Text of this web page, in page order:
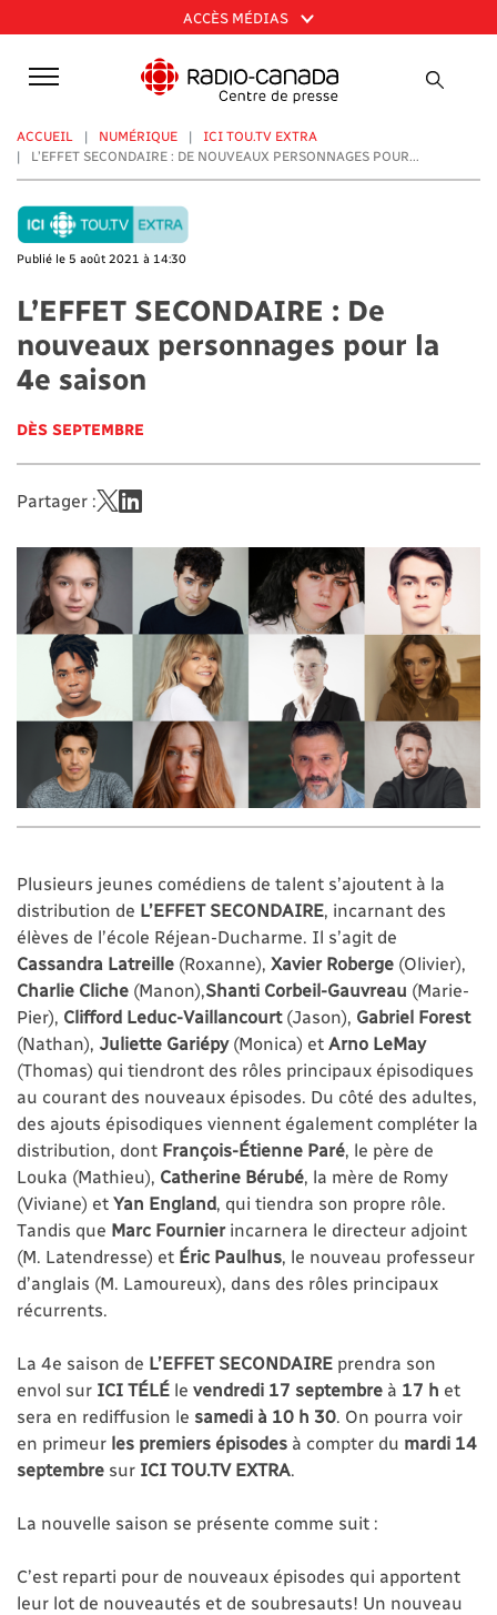
au
contenu
principal
ACCÈS MÉDIAS
ACCUEIL NUMÉRIQUE
ICI TOU.TV EXTRA
L’EFFET SECONDAIRE : DE NOUVEAUX PERSONNAGES POUR...
Publié le 5 août 2021 à 14:30
L’EFFET SECONDAIRE : De
nouveaux personnages pour la
4e saison
DÈS SEPTEMBRE
Partager :
Plusieurs jeunes comédiens de talent s’ajoutent à la
distribution de L’EFFET SECONDAIRE, incarnant des
élèves de l’école Réjean-Ducharme. Il s’agit de
Cassandra Latreille (Roxanne), Xavier Roberge (Olivier),
Charlie Cliche (Manon),Shanti Corbeil-Gauvreau (Marie-
Pier), Clifford Leduc-Vaillancourt(Jason), Gabriel Forest
(Nathan), Juliette Gariépy(Monica) et Arno LeMay
(Thomas) qui tiendront des rôles principaux épisodiques
au courant des nouveaux épisodes. Du côté des adultes,
des ajouts épisodiques viennent également compléter la
distribution, dont François-Étienne Paré, le père de
Louka (Mathieu), Catherine Bérubé, la mère de Romy
(Viviane) et Yan England, qui tiendra son propre rôle.
Tandis que Marc Fournierincarnera le directeur adjoint
(M. Latendresse) et Éric Paulhus, le nouveau professeur
d’anglais (M. Lamoureux), dans des rôles principaux
récurrents.
La 4e saison de L’EFFET SECONDAIRE prendra son
envol sur ICI TÉLÉ le vendredi 17 septembre à 17 h et
sera en rediffusion le samedi à 10 h 30. On pourra voir
en primeur les premiers épisodes à compter du mardi 14
septembre sur ICI TOU.TV EXTRA.
La nouvelle saison se présente comme suit :
C’est reparti pour de nouveaux épisodes qui apportent
leur lot de nouveautés et de soubresauts! Un nouveau